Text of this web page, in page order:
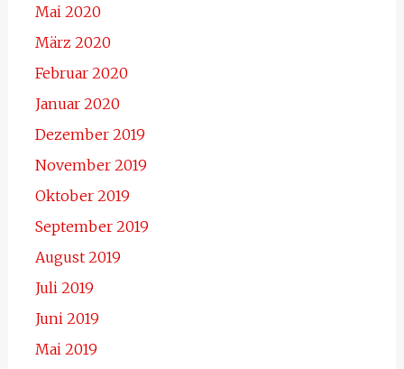
Mai 2020
März 2020
Februar 2020
Januar 2020
Dezember 2019
November 2019
Oktober 2019
September 2019
August 2019
Juli 2019
Juni 2019
Mai 2019